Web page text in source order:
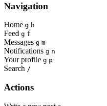
Navigation
Home g h
Feed g f
Messages g m
Notifications g n
Your profile g p
Search /
Actions